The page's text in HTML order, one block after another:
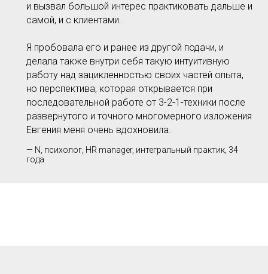
и вызвал большой интерес практиковать дальше и
самой, и с клиентами.
Я пробовала его и ранее из другой подачи, и
делала также внутри себя такую интуитивную
работу над зацикленностью своих частей опыта,
но перспектива, которая открывается при
последовательной работе от 3-2-1-техники после
развернутого и точного многомерного изложения
Евгения меня очень вдохновила.
— N, психолог, HR manager, интегральный практик, 34
года